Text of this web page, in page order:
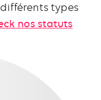
types
nos statuts